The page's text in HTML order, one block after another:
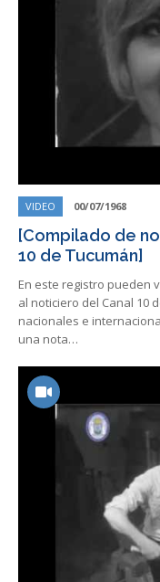
VIDEO 00/07/1968
[Compilado de
10 de Tucumán]
En este registro pueden
al noticiero del Canal 10
nacionales e
una nota…